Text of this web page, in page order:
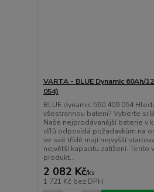
VARTA - BLUE Dynamic 60Ah/
054)
BLUE dynamic 560 409 054
všestrannou baterii? Vyberte si
Naše nejprodávanější baterie v
dílů odpovídá požadavkům na
ve své třídě mají nejvyšší
největší kapacitu zatížení. Tento
produkt...
2 082 Kč/ks
1 721 Kč bez DPH